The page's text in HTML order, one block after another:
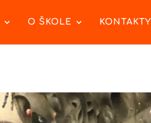
O ŠKOLE KONTAKTY